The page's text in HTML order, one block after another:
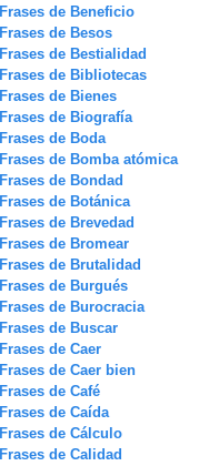
Frases de Beneficio
Frases de Besos
Frases de Bestialidad
Frases de Bibliotecas
Frases de Bienes
Frases de Biografía
Frases de Boda
Frases de Bomba atómica
Frases de Bondad
Frases de Botánica
Frases de Brevedad
Frases de Bromear
Frases de Brutalidad
Frases de Burgués
Frases de Burocracia
Frases de Buscar
Frases de Caer
Frases de Caer bien
Frases de Café
Frases de Caída
Frases de Cálculo
Frases de Calidad